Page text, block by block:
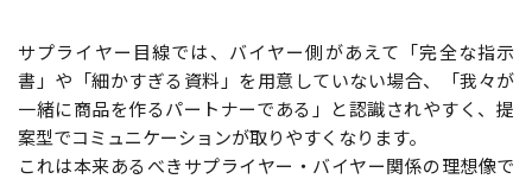
サプライヤー目線では、バイヤー側があえて「完全な指示
書」や「細かすぎる資料」を用意していない場合、「我々が
一緒に商品を作るパートナーである」と認識されやすく、提
案型でコミュニケーションが取りやすくなります。
これは本来あるべきサプライヤー・バイヤー関係の理想像で